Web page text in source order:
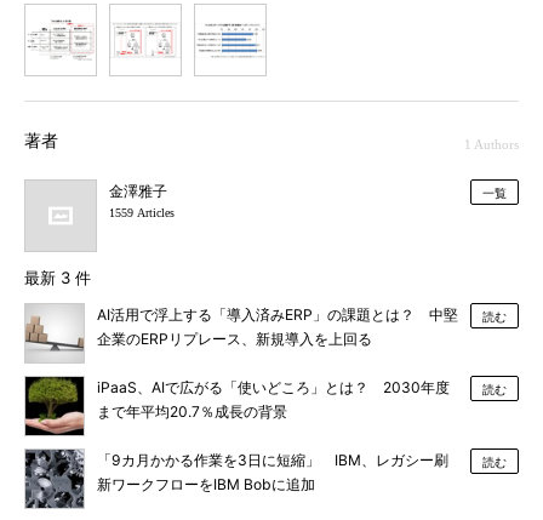
著者 1 Authors
金澤雅子
1559 Articles
一覧
最新 3 件
AI活用で浮上する「導入済みERP」の課題とは？ 中堅
企業のERPリプレース、新規導入を上回る
読む
iPaaS、AIで広がる「使いどころ」とは？ 2030年度
まで年平均20.7％成長の背景
読む
「9カ月かかる作業を3日に短縮」 IBM、レガシー刷
新ワークフローをIBM Bobに追加
読む